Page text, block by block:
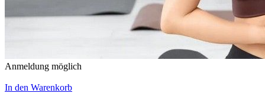
Anmeldung möglich
In den Warenkorb